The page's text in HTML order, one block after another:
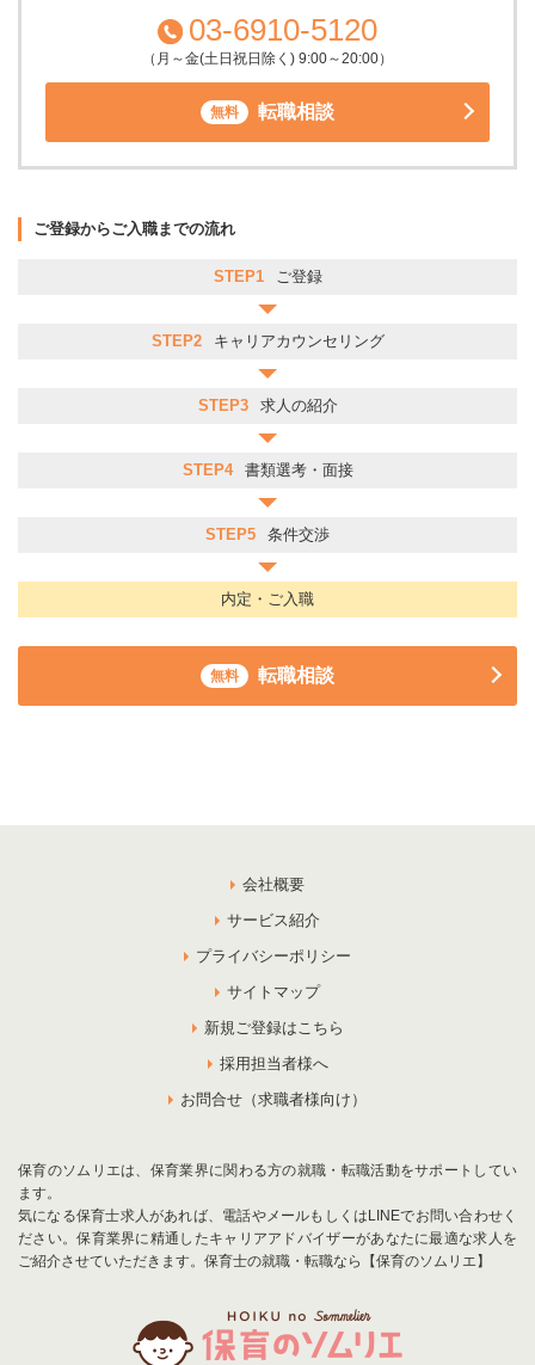
03-6910-5120
（月～金(土日祝日除く) 9:00～20:00）
無料 転職相談
ご登録からご入職までの流れ
STEP1 ご登録
STEP2 キャリアカウンセリング
STEP3 求人の紹介
STEP4 書類選考・面接
STEP5 条件交渉
内定・ご入職
無料 転職相談
会社概要
サービス紹介
プライバシーポリシー
サイトマップ
新規ご登録はこちら
採用担当者様へ
お問合せ（求職者様向け）
保育のソムリエは、保育業界に関わる方の就職・転職活動をサポートしてい
ます。
気になる保育士求人があれば、電話やメールもしくはLINEでお問い合わせく
ださい。保育業界に精通したキャリアアドバイザーがあなたに最適な求人を
ご紹介させていただきます。保育士の就職・転職なら【保育のソムリエ】